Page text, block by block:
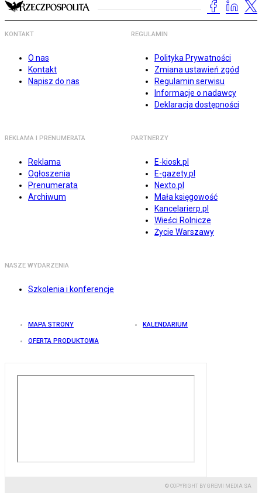
KONTAKT
O nas
Kontakt
Napisz do nas
REGULAMIN
Polityka Prywatności
Zmiana ustawień zgód
Regulamin serwisu
Informacje o nadawcy
Deklaracja dostępności
REKLAMA I PRENUMERATA
Reklama
Ogłoszenia
Prenumerata
Archiwum
PARTNERZY
E-kiosk.pl
E-gazety.pl
Nexto.pl
Mała księgowość
Kancelarierp.pl
Wieści Rolnicze
Życie Warszawy
NASZE WYDARZENIA
Szkolenia i konferencje
MAPA STRONY KALENDARIUM
OFERTA PRODUKTOWA
© COPYRIGHT BY GREMI MEDIA SA